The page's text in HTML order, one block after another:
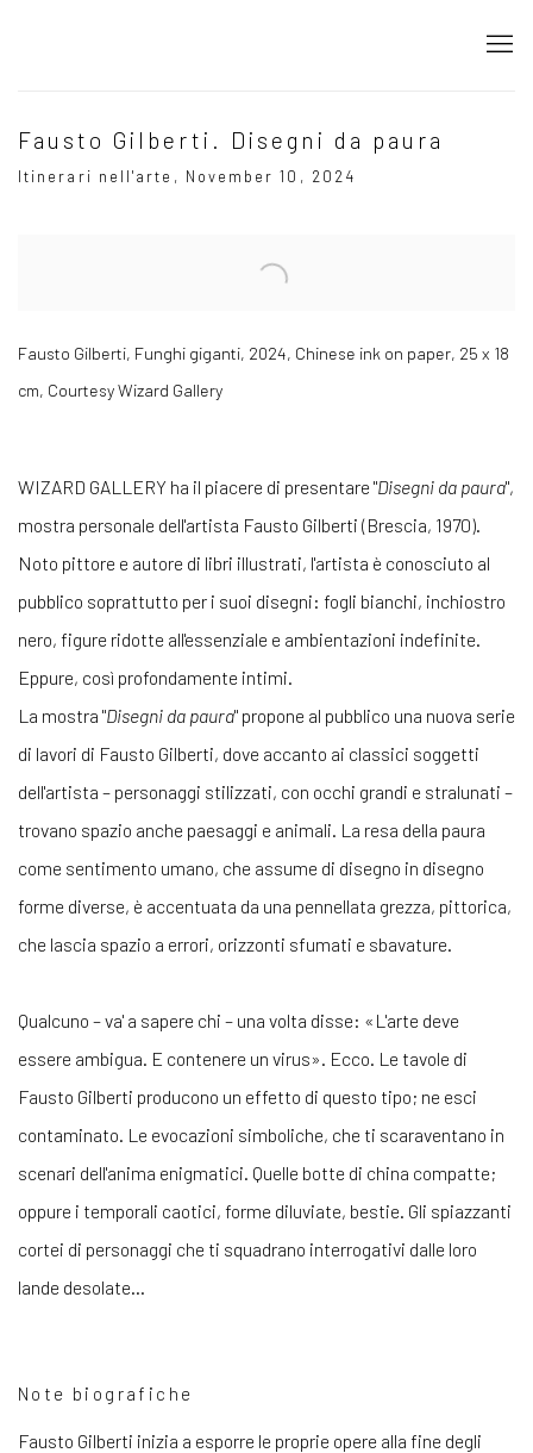
Fausto Gilberti. Disegni da paura
Itinerari nell'arte, November 10, 2024
Fausto Gilberti, Funghi giganti, 2024, Chinese ink on paper, 25 x 18
cm, Courtesy Wizard Gallery
WIZARD GALLERY ha il piacere di presentare "Disegni da paura",
mostra personale dell'artista Fausto Gilberti (Brescia, 1970).
Noto pittore e autore di libri illustrati, l'artista è conosciuto al
pubblico soprattutto per i suoi disegni: fogli bianchi, inchiostro
nero, figure ridotte all'essenziale e ambientazioni indefinite.
Eppure, così profondamente intimi.
La mostra "Disegni da paura" propone al pubblico una nuova serie
di lavori di Fausto Gilberti, dove accanto ai classici soggetti
dell'artista – personaggi stilizzati, con occhi grandi e stralunati –
trovano spazio anche paesaggi e animali. La resa della paura
come sentimento umano, che assume di disegno in disegno
forme diverse, è accentuata da una pennellata grezza, pittorica,
che lascia spazio a errori, orizzonti sfumati e sbavature.
Qualcuno – va' a sapere chi – una volta disse: «L'arte deve
essere ambigua. E contenere un virus». Ecco. Le tavole di
Fausto Gilberti producono un effetto di questo tipo; ne esci
contaminato. Le evocazioni simboliche, che ti scaraventano in
scenari dell'anima enigmatici. Quelle botte di china compatte;
oppure i temporali caotici, forme diluviate, bestie. Gli spiazzanti
cortei di personaggi che ti squadrano interrogativi dalle loro
lande desolate...
Note biografiche
Fausto Gilberti inizia a esporre le proprie opere alla fine degli